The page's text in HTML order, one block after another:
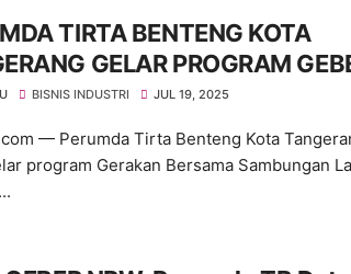
TIRTA BENTENG KOTA
GELAR PROGRAM
GONDRONG
BISNIS INDUSTRI JUL 19, 2025
— Perumda Tirta Benteng Kota
program Gerakan Bersama Sambungan